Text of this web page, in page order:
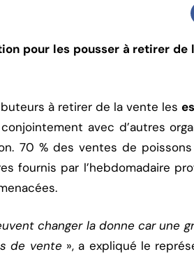
pour les pousser à retirer
à retirer de la vente les
avec d’autres
70 % des ventes de
fournis par l’hebdomadaire
changer la donne car une
de vente », a expliqué le